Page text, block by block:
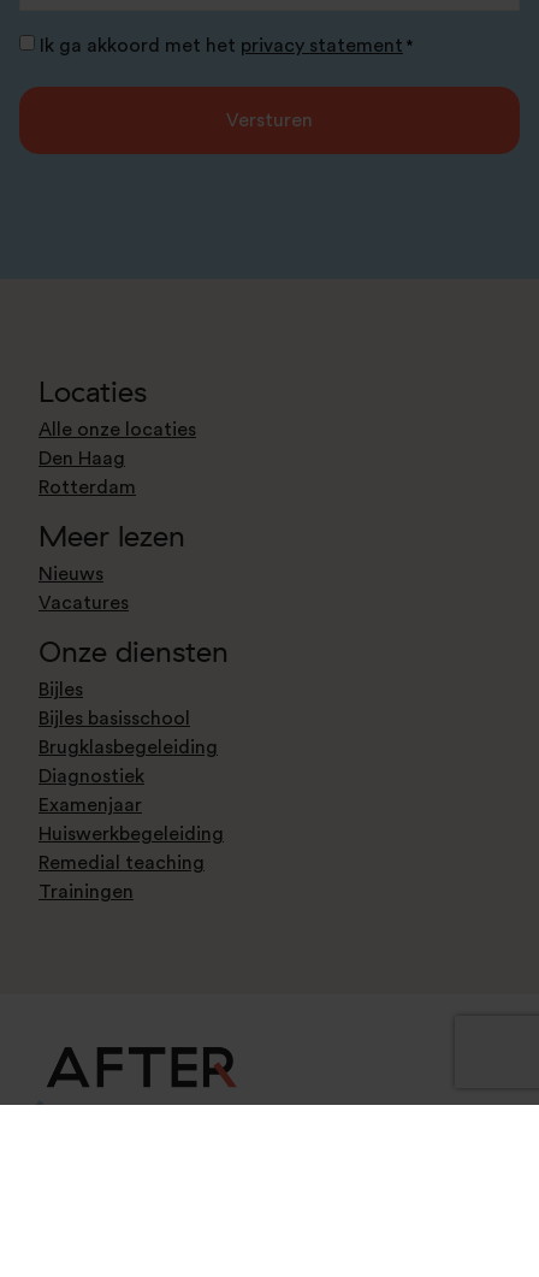
Toestemming
Ik ga akkoord met het privacy statement *
Locaties
Alle onze locaties
Den Haag
Rotterdam
Meer lezen
Nieuws
Vacatures
Onze diensten
Bijles
Bijles basisschool
Brugklasbegeleiding
Diagnostiek
Examenjaar
Huiswerkbegeleiding
Remedial teaching
Trainingen